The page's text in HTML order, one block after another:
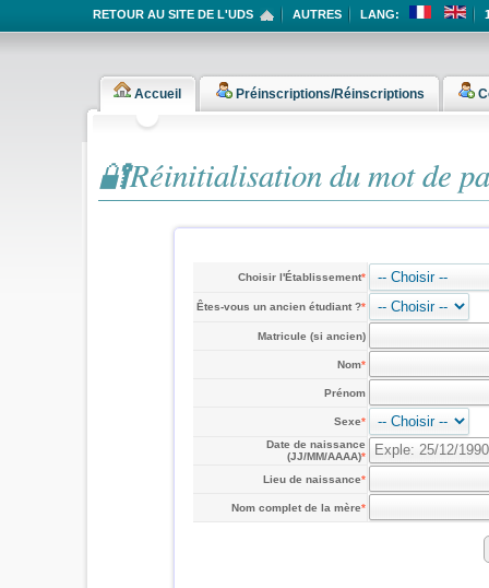
RETOUR AU SITE DE L'UDS AUTRES LANG:
Accueil Préinscriptions/Réinscriptions
🔐Réinitialisation du mot de
Choisir l'Établissement*
Êtes-vous un ancien étudiant ?*
Matricule (si ancien)
Nom*
Prénom
Sexe*
Date de naissance
(JJ/MM/AAAA)*
Lieu de naissance*
Nom complet de la mère*